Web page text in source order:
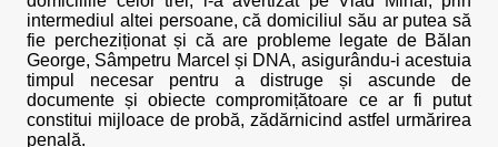
intermediul altei persoane, că domiciliul său ar putea să
fie percheziționat și că are probleme legate de Bălan
George, Sâmpetru Marcel și DNA, asigurându-i acestuia
timpul necesar pentru a distruge și ascunde de
documente și obiecte compromițătoare ce ar fi putut
constitui mijloace de probă, zădărnicind astfel urmărirea
penală.